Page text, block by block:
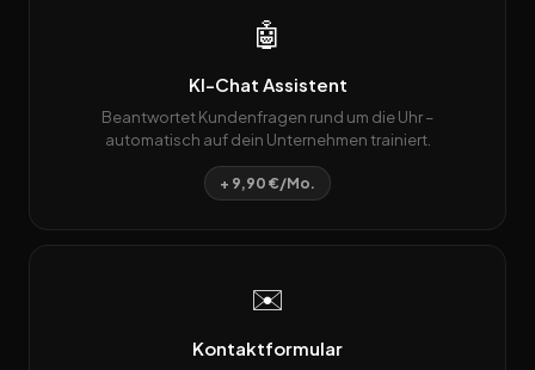
🤖
KI-Chat Assistent
Beantwortet Kundenfragen rund um die Uhr –
automatisch auf dein Unternehmen trainiert.
+ 9,90 €/Mo.
✉️
Kontaktformular